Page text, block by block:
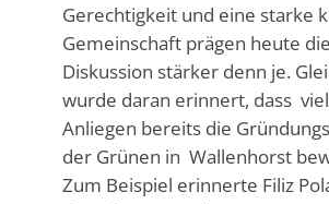
Gerechtigkeit und eine starke
Gemeinschaft prägen heute
Diskussion stärker denn je.
wurde daran erinnert, dass
Anliegen bereits die
der Grünen in Wallenhorst
Zum Beispiel erinnerte Filiz